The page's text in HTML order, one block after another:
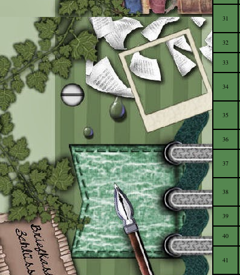
31
32
33
34
35
36
37
38
39
40
41